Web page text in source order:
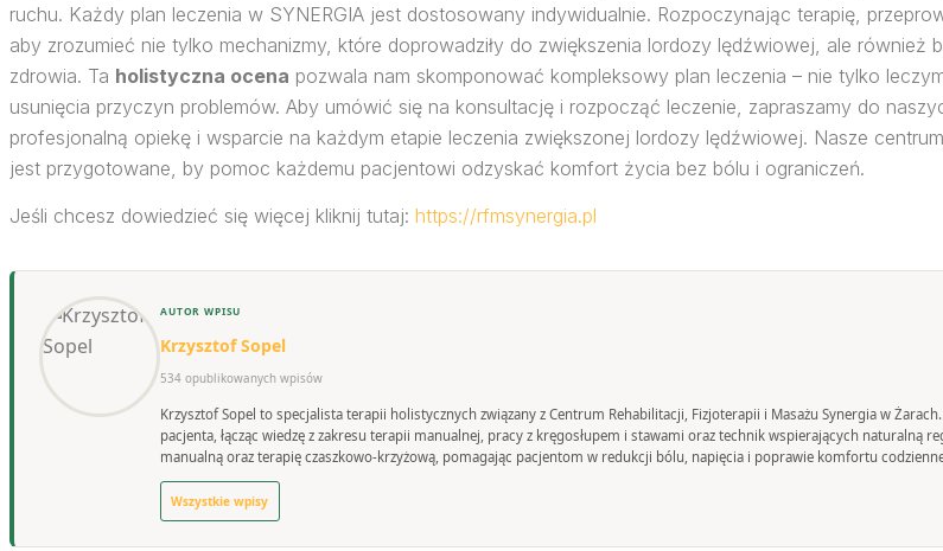
ruchu. Każdy plan leczenia w SYNERGIA jest dostosowany indywidualnie. Rozpoczynając terapię,
aby zrozumieć nie tylko mechanizmy, które doprowadziły do zwiększenia lordozy lędźwiowej, ale również
zdrowia. Ta holistyczna ocena pozwala nam skomponować kompleksowy plan leczenia – nie tylko
usunięcia przyczyn problemów. Aby umówić się na konsultację i rozpocząć leczenie, zapraszamy do
profesjonalną opiekę i wsparcie na każdym etapie leczenia zwiększonej lordozy lędźwiowej. Nasze
jest przygotowane, by pomoc każdemu pacjentowi odzyskać komfort życia bez bólu i ograniczeń.
Jeśli chcesz dowiedzieć się więcej kliknij tutaj: https://rfmsynergia.pl
AUTOR WPISU
Krzysztof Sopel
534 opublikowanych wpisów
Krzysztof Sopel to specjalista terapii holistycznych związany z Centrum Rehabilitacji, Fizjoterapii i Masażu Synergia w
pacjenta, łącząc wiedzę z zakresu terapii manualnej, pracy z kręgosłupem i stawami oraz technik wspierających naturalną
manualną oraz terapię czaszkowo-krzyżową, pomagając pacjentom w redukcji bólu, napięcia i poprawie komfortu
Wszystkie wpisy